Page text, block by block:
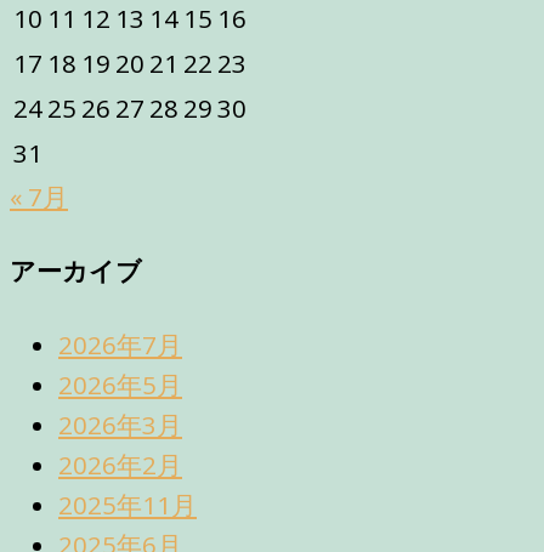
10 11 12 13 14 15 16
17 18 19 20 21 22 23
2425 26 27 28 2930
31
« 7月
アーカイブ
2026年7月
2026年5月
2026年3月
2026年2月
2025年11月
2025年6月